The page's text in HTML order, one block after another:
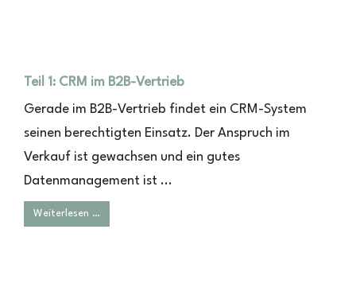
Teil 1: CRM im B2B-Vertrieb
Gerade im B2B-Vertrieb findet ein CRM-System
seinen berechtigten Einsatz. Der Anspruch im
Verkauf ist gewachsen und ein gutes
Datenmanagement ist ...
Weiterlesen …